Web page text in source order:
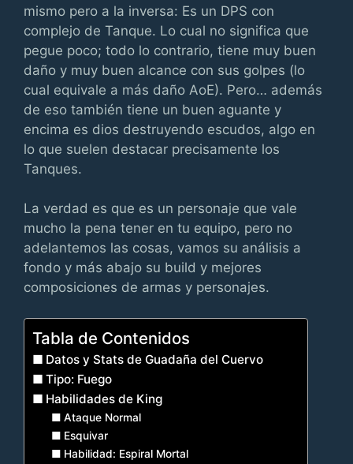
mismo pero a la inversa: Es un DPS con
complejo de Tanque. Lo cual no significa que
pegue poco; todo lo contrario, tiene muy buen
daño y muy buen alcance con sus golpes (lo
cual equivale a más daño AoE). Pero… además
de eso también tiene un buen aguante y
encima es dios destruyendo escudos, algo en
lo que suelen destacar precisamente los
Tanques.
La verdad es que es un personaje que vale
mucho la pena tener en tu equipo, pero no
adelantemos las cosas, vamos su análisis a
fondo y más abajo su build y mejores
composiciones de armas y personajes.
Tabla de Contenidos
Datos y Stats de Guadaña del Cuervo
Tipo: Fuego
Habilidades de King
Ataque Normal
Esquivar
Habilidad: Espiral Mortal